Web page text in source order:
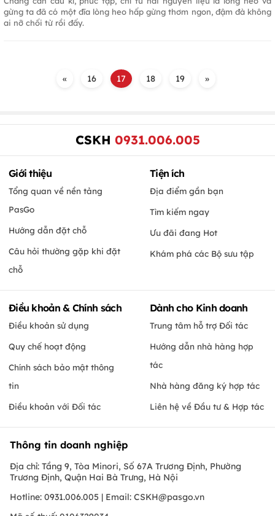
gừng ta đã có một đĩa lòng heo hấp gừng thơm ngon, đậm đà không
ai nỡ chối từ rồi đấy.
« 16 17 18 19 »
CSKH 0931.006.005
Giới thiệu
Tổng quan về nền tảng
PasGo
Hướng dẫn đặt chỗ
Câu hỏi thường gặp khi đặt
chỗ
Tiện ích
Địa điểm gần bạn
Tìm kiếm ngay
Ưu đãi đang Hot
Khám phá các Bộ sưu tập
Điều khoản & Chính sách
Điều khoản sử dụng
Quy chế hoạt động
Chính sách bảo mật thông
tin
Điều khoản với Đối tác
Dành cho Kinh doanh
Trung tâm hỗ trợ Đối tác
Hướng dẫn nhà hàng hợp
tác
Nhà hàng đăng ký hợp tác
Liên hệ về Đầu tư & Hợp tác
Thông tin doanh nghiệp
Địa chỉ: Tầng 9, Tòa Minori, Số 67A Trương Định, Phường
Trương Định, Quận Hai Bà Trưng, Hà Nội
Hotline: 0931.006.005 | Email: CSKH@pasgo.vn